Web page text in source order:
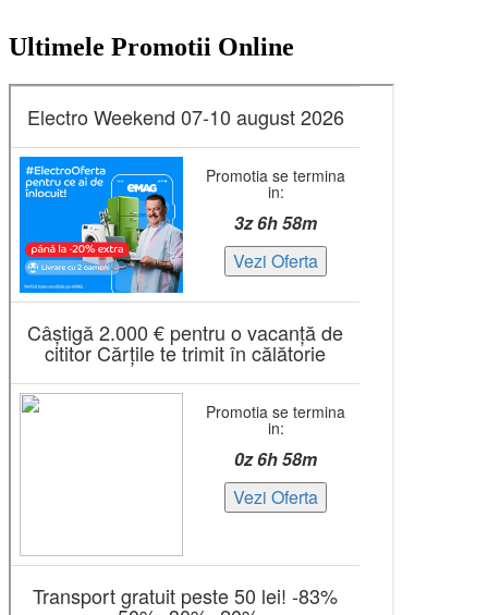
Ultimele Promotii Online